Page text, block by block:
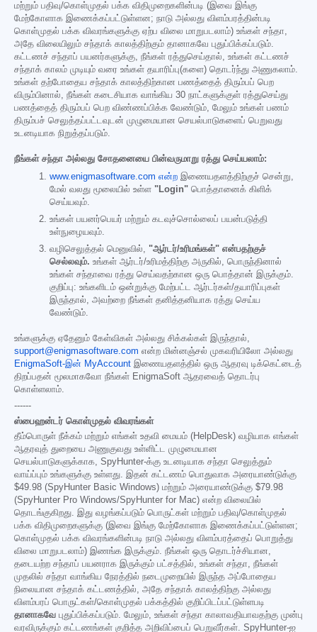
மற்றும் பதிவு/கொள்முதல் பக்க விதிமுறைகளின்படி (இவை இங்கு
மேற்கோளாக இணைக்கப்பட்டுள்ளன; நாடு அல்லது விளம்பரத்தின்படி
கொள்முதல் பக்க விவரங்களுக்கு ஏற்ப விலை மாறுபடலாம்) உங்கள் சந்தா,
அதே விலையிலும் சந்தாக் காலத்திற்கும் தானாகவே புதுப்பிக்கப்படும்.
கட்டணச் சந்தாப் பயனர்களுக்கு, நீங்கள் ரத்துசெய்தால், உங்கள் கட்டணச்
சந்தாக் காலம் முடியும் வரை உங்கள் தயாரிப்பு(களை) தொடர்ந்து அணுகலாம்.
உங்கள் தற்போதைய சந்தாக் காலத்திற்கான பணத்தைத் திரும்பப் பெற
விரும்பினால், நீங்கள் கடைசியாக வாங்கிய 30 நாட்களுக்குள் ரத்துசெய்து
பணத்தைத் திரும்பப் பெற விண்ணப்பிக்க வேண்டும், மேலும் உங்கள் பணம்
திரும்பச் செலுத்தப்பட்டவுடன் முழுமையான செயல்பாடுகளைப் பெறுவது
உடனடியாக நிறுத்தப்படும்.
நீங்கள் சந்தா அல்லது சோதனையை பின்வருமாறு ரத்து செய்யலாம்:
www.enigmasoftware.com என்ற இணையதளத்திற்குச் சென்று,
மேல் வலது மூலையில் உள்ள "Login" பொத்தானைக் கிளிக்
செய்யவும்.
உங்கள் பயனர்பெயர் மற்றும் கடவுச்சொல்லைப் பயன்படுத்தி
உள்நுழையவும்.
வழிசெலுத்தல் மெனுவில், "ஆர்டர்/உரிமங்கள்" என்பதற்குச்
செல்லவும். உங்கள் ஆர்டர்/உரிமத்திற்கு அருகில், பொருந்தினால்
உங்கள் சந்தாவை ரத்து செய்வதற்கான ஒரு பொத்தான் இருக்கும்.
குறிப்பு: உங்களிடம் ஒன்றுக்கு மேற்பட்ட ஆர்டர்கள்/தயாரிப்புகள்
இருந்தால், அவற்றை நீங்கள் தனித்தனியாக ரத்து செய்ய
வேண்டும்.
உங்களுக்கு ஏதேனும் கேள்விகள் அல்லது சிக்கல்கள் இருந்தால்,
support@enigmasoftware.com என்ற மின்னஞ்சல் முகவரியிலோ அல்லது
EnigmaSoft-இன் MyAccount இணையதளத்தில் ஒரு ஆதரவு டிக்கெட்டைத்
திறப்பதன் மூலமாகவோ நீங்கள் EnigmaSoft ஆதரவைத் தொடர்பு
கொள்ளலாம்.
------
ஸ்பைஹன்டர் கொள்முதல் விவரங்கள்
தீம்பொருள் நீக்கம் மற்றும் எங்கள் உதவி மையம் (HelpDesk) வழியாக எங்கள்
ஆதரவுத் துறையை அணுகுவது உள்ளிட்ட முழுமையான
செயல்பாடுகளுக்காக, SpyHunter-க்கு உடனடியாக சந்தா செலுத்தும்
வாய்ப்பும் உங்களுக்கு உள்ளது. இதன் கட்டணம் பொதுவாக அரையாண்டுக்கு
$49.98 (SpyHunter Basic Windows) மற்றும் அரையாண்டுக்கு $79.98
(SpyHunter Pro Windows/SpyHunter for Mac) என்ற விலையில்
தொடங்குகிறது. இது வழங்கப்படும் பொருட்கள் மற்றும் பதிவு/கொள்முதல்
பக்க விதிமுறைகளுக்கு (இவை இங்கு மேற்கோளாக இணைக்கப்பட்டுள்ளன;
கொள்முதல் பக்க விவரங்களின்படி நாடு அல்லது விளம்பரத்தைப் பொறுத்து
விலை மாறுபடலாம்) இணங்க இருக்கும். நீங்கள் ஒரு தொடர்ச்சியான,
தடையற்ற சந்தாப் பயனராக இருக்கும் பட்சத்தில், உங்கள் சந்தா, நீங்கள்
முதலில் சந்தா வாங்கிய நேரத்தில் நடைமுறையில் இருந்த அப்போதைய
நிலையான சந்தாக் கட்டணத்தில், அதே சந்தாக் காலத்திற்கு அல்லது
விளம்பரப் பொருட்கள்/கொள்முதல் பக்கத்தில் குறிப்பிடப்பட்டுள்ளபடி
தானாகவே புதுப்பிக்கப்படும். மேலும், உங்கள் சந்தா காலாவதியாவதற்கு முன்பு
வரவிருக்கும் கட்டணங்கள் குறித்த அறிவிப்பைப் பெறுவீர்கள். SpyHunter-ஐ